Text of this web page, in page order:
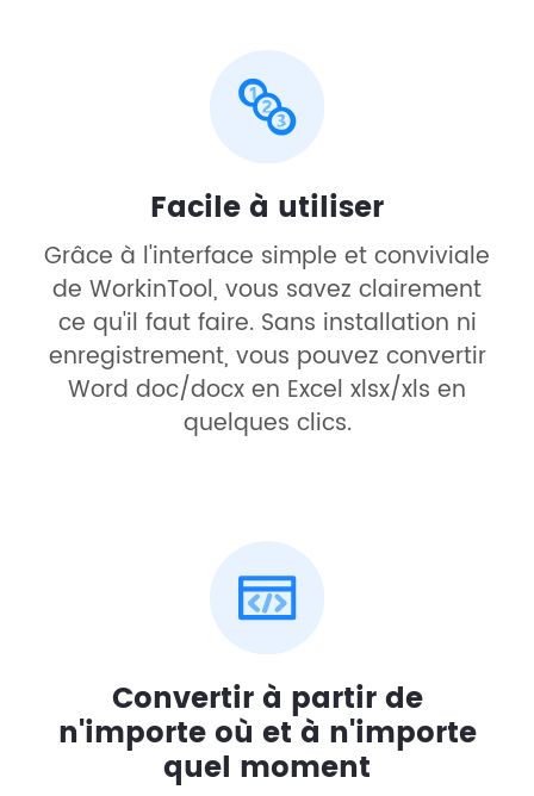
Facile à utiliser
Grâce à l'interface simple et conviviale
de WorkinTool, vous savez clairement
ce qu'il faut faire. Sans installation ni
enregistrement, vous pouvez convertir
Word doc/docx en Excel xlsx/xls en
quelques clics.
Convertir à partir de
n'importe où et à n'importe
quel moment